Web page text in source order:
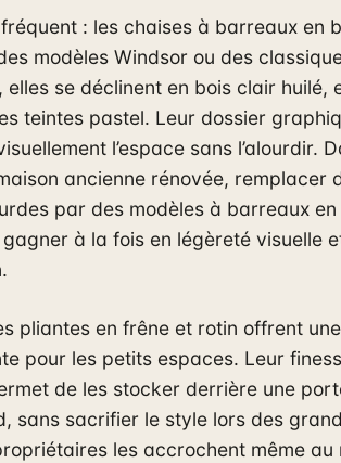
: les chaises à barreaux en
modèles Windsor ou des
elles se déclinent en bois clair huilé,
teintes pastel. Leur dossier
l’espace sans l’alourdir.
ancienne rénovée, remplacer
par des modèles à barreaux
à la fois en légèreté visuelle
pliantes en frêne et rotin offrent
pour les petits espaces. Leur
de les stocker derrière une
sans sacrifier le style lors des
les accrochent même au